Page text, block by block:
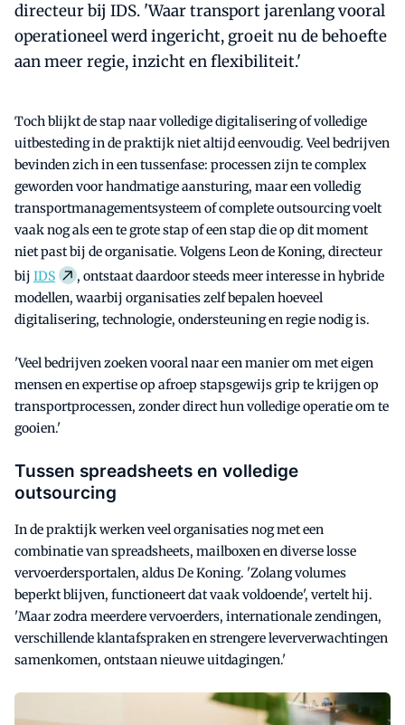
directeur bij IDS. 'Waar transport jarenlang vooral
operationeel werd ingericht, groeit nu de behoefte
aan meer regie, inzicht en flexibiliteit.'
Toch blijkt de stap naar volledige digitalisering of volledige
uitbesteding in de praktijk niet altijd eenvoudig. Veel bedrijven
bevinden zich in een tussenfase: processen zijn te complex
geworden voor handmatige aansturing, maar een volledig
transportmanagementsysteem of complete outsourcing voelt
vaak nog als een te grote stap of een stap die op dit moment
niet past bij de organisatie. Volgens Leon de Koning, directeur
bij IDS
, ontstaat daardoor steeds meer interesse in hybride
modellen, waarbij organisaties zelf bepalen hoeveel
digitalisering, technologie, ondersteuning en regie nodig is.
'Veel bedrijven zoeken vooral naar een manier om met eigen
mensen en expertise op afroep stapsgewijs grip te krijgen op
transportprocessen, zonder direct hun volledige operatie om te
gooien.'
Tussen spreadsheets en volledige
outsourcing
In de praktijk werken veel organisaties nog met een
combinatie van spreadsheets, mailboxen en diverse losse
vervoerdersportalen, aldus De Koning. 'Zolang volumes
beperkt blijven, functioneert dat vaak voldoende', vertelt hij.
'Maar zodra meerdere vervoerders, internationale zendingen,
verschillende klantafspraken en strengere leververwachtingen
samenkomen, ontstaan nieuwe uitdagingen.'